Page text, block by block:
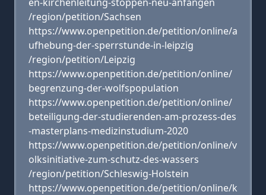
/region/petition/Sachsen
https://www.openpetition.de/petition/online/a
ufhebung-der-sperrstunde-in-leipzig
/region/petition/Leipzig
https://www.openpetition.de/petition/online/
begrenzung-der-wolfspopulation
https://www.openpetition.de/petition/online/
beteiligung-der-studierenden-am-prozess-des
-masterplans-medizinstudium-2020
https://www.openpetition.de/petition/online/v
olksinitiative-zum-schutz-des-wassers
/region/petition/Schleswig-Holstein
https://www.openpetition.de/petition/online/k